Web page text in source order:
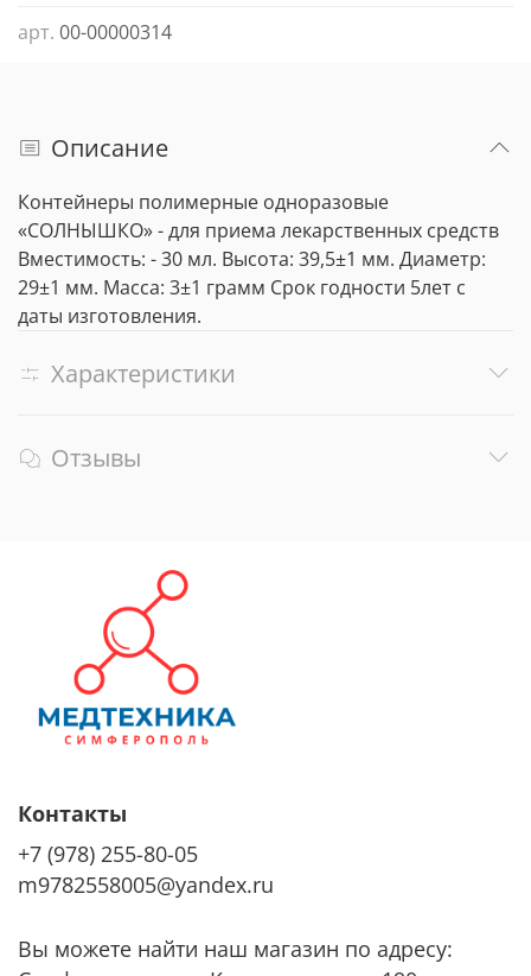
арт. 00-00000314
Описание
Контейнеры полимерные одноразовые
«СОЛНЫШКО» - для приема лекарственных средств
Вместимость: - 30 мл. Высота: 39,5±1 мм. Диаметр:
29±1 мм. Масса: 3±1 грамм Срок годности 5лет с
даты изготовления.
Характеристики
Отзывы
Контакты
+7 (978) 255-80-05
m9782558005@yandex.ru
Вы можете найти наш магазин по адресу: